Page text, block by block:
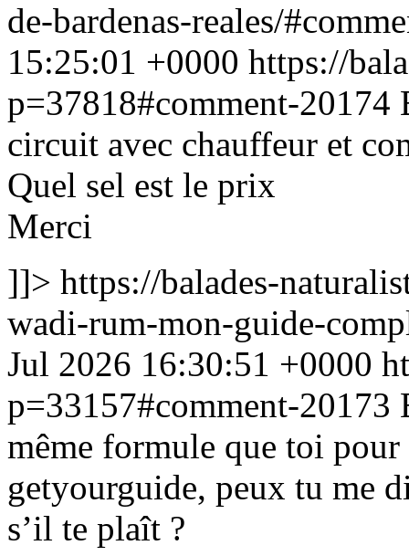
de-bardenas-reales/
15:25:01 +0000 https://
p=37818#comment-20174
circuit avec chauffeur et
Quel sel est le prix
Merci
]]> https://balades-
wadi-rum-mon-guide-
Jul 2026 16:30:51 +0000
p=33157#comment-20173
même formule que toi
getyourguide, peux tu me
s’il te plaît ?